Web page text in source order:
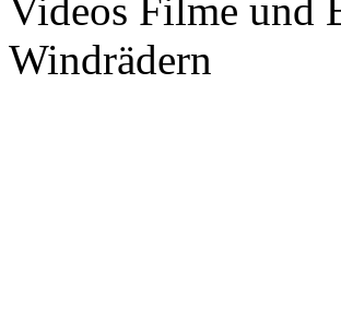
Videos Filme und
Windrädern